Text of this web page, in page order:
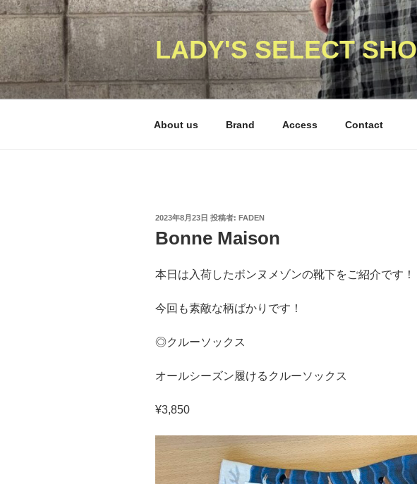
コ
ン
テ
ン
ツ
へ
LADY'S SELECT
About us Brand Access Contact
投
日:
2023年8月23日 投稿者: FADEN
Bonne Maison
本日は入荷したボンヌメゾンの靴下をご紹介です！
今回も素敵な柄ばかりです！
◎クルーソックス
オールシーズン履けるクルーソックス
¥3,850